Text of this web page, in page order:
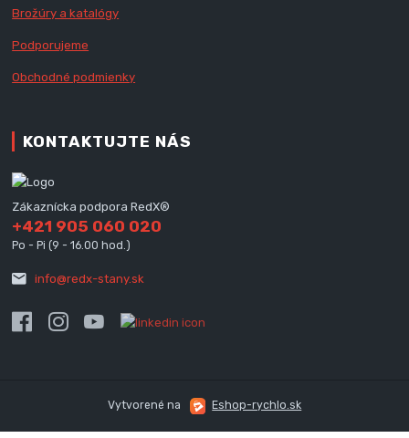
Brožúry a katalógy
Podporujeme
Obchodné podmienky
KONTAKTUJTE NÁS
Zákaznícka podpora RedX®
+421 905 060 020
Po - Pi (9 - 16.00 hod.)
info@redx-stany.sk
Vytvorené na Eshop-rychlo.sk